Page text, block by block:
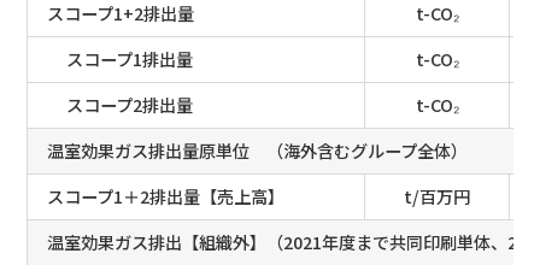
スコープ1+2排出量
t-CO₂
スコープ1排出量
t-CO₂
スコープ2排出量
t-CO₂
温室効果ガス排出量原単位 （海外含むグループ全体）
スコープ1＋2排出量【売上高】
t/百万円
温室効果ガス排出【組織外】（2021年度まで共同印刷単体、